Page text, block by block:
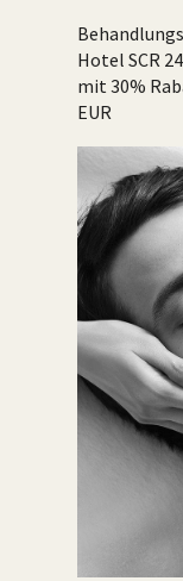
Hotel SCR
mit 30%
EUR